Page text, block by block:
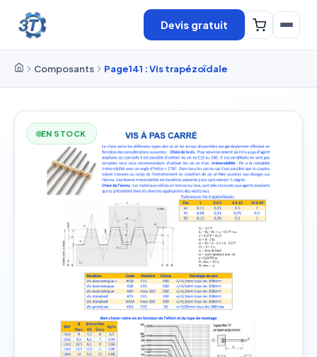
Devis gratuit
Composants Page141 : Vis trapézoïdale
EN STOCK